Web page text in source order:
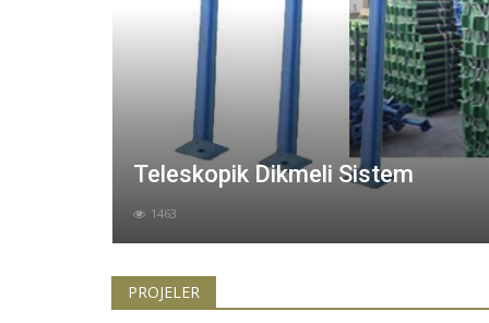
Flanşlı Kamalı İskele
1440
PROJELER